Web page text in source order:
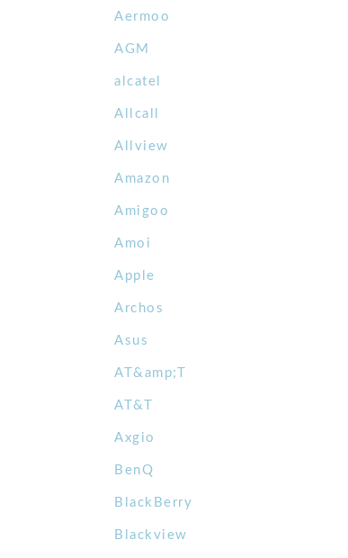
Aermoo
AGM
alcatel
Allcall
Allview
Amazon
Amigoo
Amoi
Apple
Archos
Asus
AT&amp;T
AT&T
Axgio
BenQ
BlackBerry
Blackview